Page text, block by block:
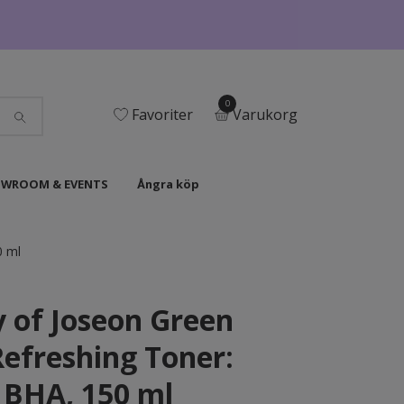
Favoriter
0
Varukorg
& EVENTS Ångra köp
ml
of Joseon Green
Toner:
150 ml